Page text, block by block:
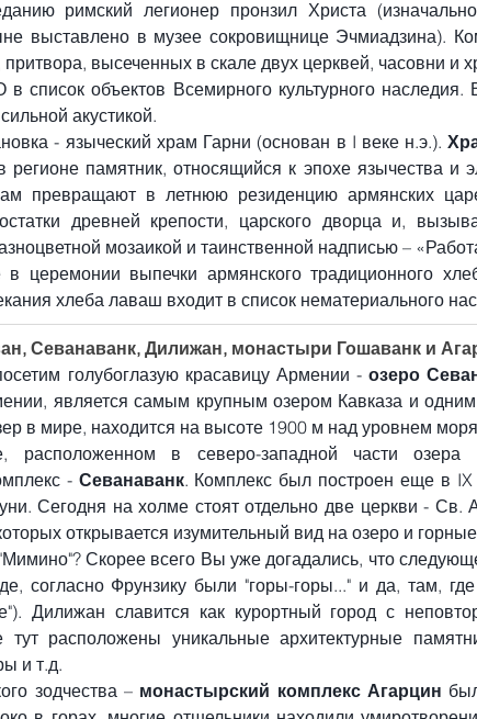
римский легионер пронзил Христа
выставлено в музее сокровищнице Эчмиадзина).
притвора, высеченных в скале двух церквей, часовни и
список объектов Всемирного культурного наследия.
акустикой.
- языческий храм Гарни (основан в I веке н.э.).
регионе памятник, относящийся к эпохе язычества и
превращают в летнюю резиденцию армянских
древней крепости, царского дворца и,
мозаикой и таинственной надписью –
церемонии выпечки армянского традиционного
хлеба лаваш входит в список нематериального
Севанаванк, Дилижан, монастыри Гошаванк и
голубоглазую красавицу Армении - озеро
является самым крупным озером Кавказа и
в мире, находится на высоте 1900 м над уровнем
расположенном в северо-западной части озера
- Севанаванк. Комплекс был построен еще в
Сегодня на холме стоят отдельно две церкви - Св.
открывается изумительный вид на озеро и
согласно Фрунзику были "горы-горы..." и да, там,
Дилижан славится как курортный город с
тут расположены уникальные архитектурные
и т.д.
зодчества – монастырский комплекс Агарцин